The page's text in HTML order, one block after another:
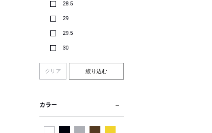
28.5
29
29.5
30
クリア 絞り込む
カラー